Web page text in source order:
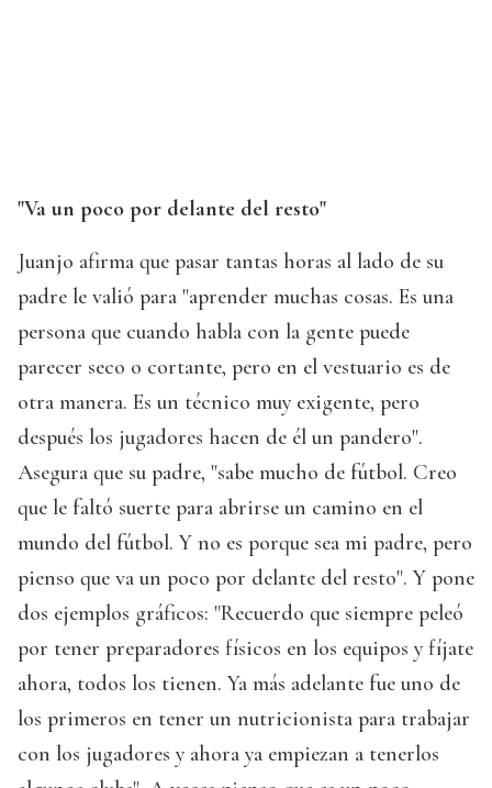
"Va un poco por delante del resto"
Juanjo afirma que pasar tantas horas al lado de su
padre le valió para "aprender muchas cosas. Es una
persona que cuando habla con la gente puede
parecer seco o cortante, pero en el vestuario es de
otra manera. Es un técnico muy exigente, pero
después los jugadores hacen de él un pandero".
Asegura que su padre, "sabe mucho de fútbol. Creo
que le faltó suerte para abrirse un camino en el
mundo del fútbol. Y no es porque sea mi padre, pero
pienso que va un poco por delante del resto". Y pone
dos ejemplos gráficos: "Recuerdo que siempre peleó
por tener preparadores físicos en los equipos y fíjate
ahora, todos los tienen. Ya más adelante fue uno de
los primeros en tener un nutricionista para trabajar
con los jugadores y ahora ya empiezan a tenerlos